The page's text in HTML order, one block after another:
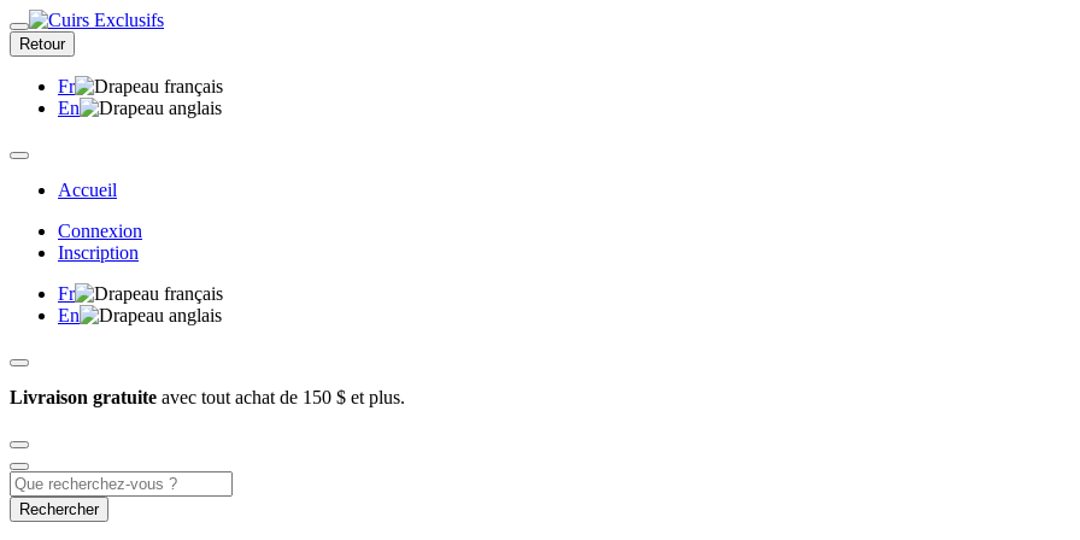
Retour
Fr
En
Accueil
Connexion
Inscription
Fr
En
Livraison gratuite avec tout achat de 150 $ et plus.
Rechercher